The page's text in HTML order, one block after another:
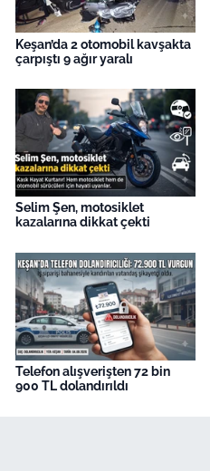
Keşan’da 2 otomobil kavşakta
çarpıştı 9 ağır yaralı
Selim Şen, motosiklet
kazalarına dikkat çekti
Telefon alışverişten 72 bin
900 TL dolandırıldı